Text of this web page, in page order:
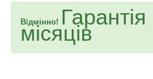
Відмінно!
місяців